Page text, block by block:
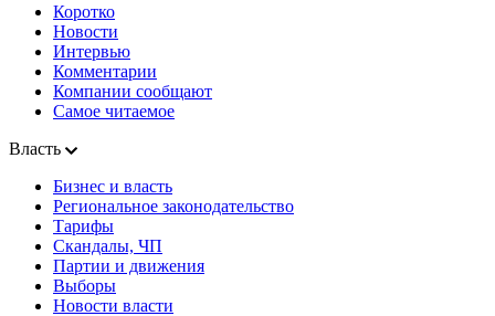
Коротко
Новости
Интервью
Комментарии
Компании сообщают
Самое читаемое
Власть
Бизнес и власть
Региональное законодательство
Тарифы
Скандалы, ЧП
Партии и движения
Выборы
Новости власти